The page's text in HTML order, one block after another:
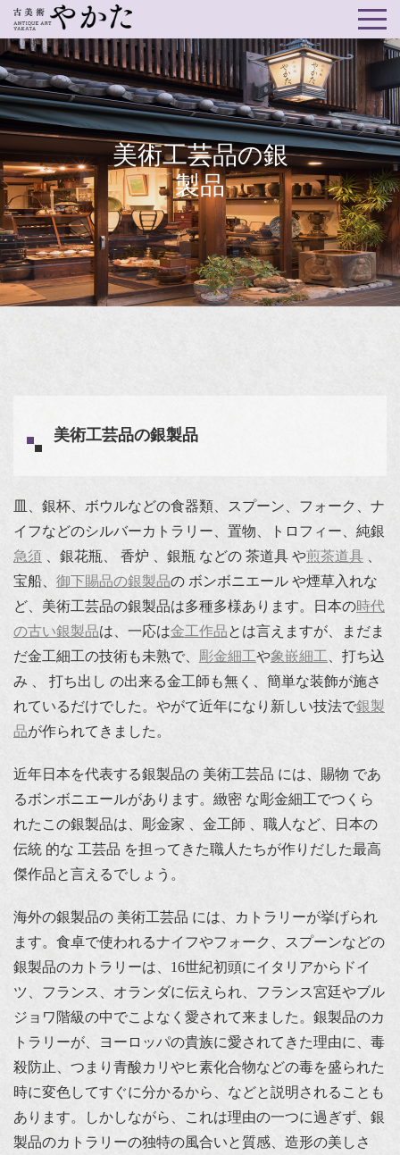
美術工芸品の銀
製品
美術工芸品の銀製品
皿、銀杯、ボウルなどの食器類、スプーン、フォーク、ナ
イフなどのシルバーカトラリー、置物、トロフィー、純銀
急須 、銀花瓶、 香炉 、銀瓶 などの 茶道具 や煎茶道具
宝船、 御下賜品の銀製品の ボンボニエール や煙草入れな
ど、美術工芸品の銀製品は多種多様あります。日本の時代
の古い銀製品は、一応は金工作品とは言えますが、まだま
だ金工細工の技術も未熟で、
彫金細工や象嵌細工
、打ち込
み 、 打ち出し の出来る金工師も無く、簡単な装飾が施さ
れているだけでした。やがて近年になり新しい技法で銀製
品が作られてきました。
近年日本を代表する銀製品の 美術工芸品 には、賜物 であ
るボンボニエールがあります。緻密 な彫金細工でつくら
れたこの銀製品は、彫金家 、金工師 、職人など、日本の
伝統 的な 工芸品 を担ってきた職人たちが作りだした最高
傑作品と言えるでしょう。
海外の銀製品の 美術工芸品 には、カトラリーが挙げられ
ます。食卓で使われるナイフやフォーク、スプーンなどの
銀製品のカトラリーは、16世紀初頭にイタリアからドイ
ツ、フランス、オランダに伝えられ、フランス宮廷やブル
ジョワ階級の中でこよなく愛されて来ました。銀製品のカ
トラリーが、ヨーロッパの貴族に愛されてきた理由に、毒
殺防止、つまり青酸カリやヒ素化合物などの毒を盛られた
時に変色してすぐに分かるから、などと説明されることも
あります。しかしながら、これは理由の一つに過ぎず、銀
製品のカトラリーの独特の風合いと質感、造形の美しさ